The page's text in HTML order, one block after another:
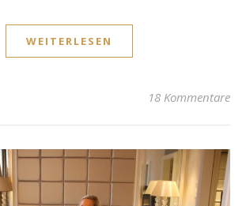
WEITERLESEN
18 Kommentare